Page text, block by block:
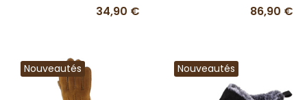
34,90 € 86,90 €
Nouveautés Nouveautés